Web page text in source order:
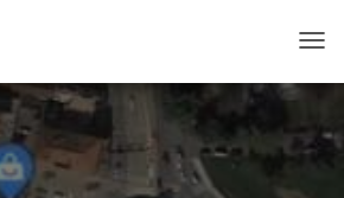
A
G